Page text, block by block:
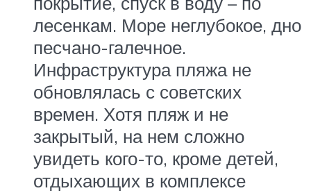
лесенкам. Море неглубокое, дно
песчано-галечное.
Инфраструктура пляжа не
обновлялась с советских
времен. Хотя пляж и не
закрытый, на нем сложно
увидеть кого-то, кроме детей,
отдыхающих в комплексе